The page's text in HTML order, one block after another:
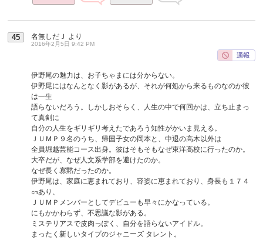
45 名無しだＪ より
2016年2月5日 9:42 PM
伊野尾の魅力は、お子ちゃまには分からない。
伊野尾にはなんとなく影があるが、それが何処から来るものなのか彼
は一生
語らないだろう。しかしおそらく、人生の中で何回かは、立ち止まっ
て真剣に
自分の人生をギリギリ考えたであろう知性がかいま見える。
ＪＵＭＰ９名のうち、帰国子女の岡本と、中退の高木以外は
全員堀越芸能コース出身。彼はそもそもなぜ東洋高校に行ったのか。
大卒だが、なぜ人文系学部を避けたのか。
なぜ長く寡黙だったのか。
伊野尾は、家庭に恵まれており、容姿に恵まれており、身長も１７４
㎝あり、
ＪＵＭＰメンバーとしてデビューも早々にかなっている。
にもかかわらず、不思議な影がある。
ミステリアスで皮肉っぽく、自分を語らないアイドル。
まったく新しいタイプのジャニーズ タレント。